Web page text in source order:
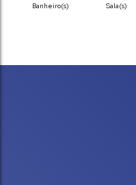
Banheiro(s)
Sala(s)